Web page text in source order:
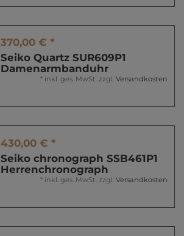
370,00 € *
Seiko Quartz SUR609P1
Damenarmbanduhr
* inkl. ges. MwSt. zzgl. Versandkosten
430,00 € *
Seiko chronograph SSB461P1
Herrenchronograph
* inkl. ges. MwSt. zzgl. Versandkosten